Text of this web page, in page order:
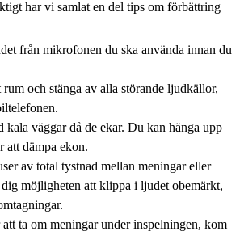
har vi samlat en del tips om förbättring
från mikrofonen du ska använda innan du
rum och stänga av alla störande ljudkällor,
väggar då de ekar. Du kan hänga upp
att dämpa ekon.
av total tystnad mellan meningar eller
möjligheten att klippa i ljudet obemärkt,
ta om meningar under inspelningen, kom